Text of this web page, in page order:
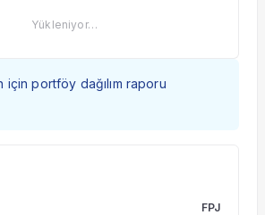
Yükleniyor…
için portföy dağılım raporu
FPJ